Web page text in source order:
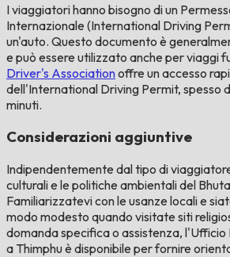
I viaggiatori hanno bisogno di un
Internazionale (International Driving
un'auto. Questo documento è
e può essere utilizzato anche per viaggi
Driver's Associationoffre un accesso
dell'International Driving Permit, spesso
minuti.
Considerazioni aggiuntive
Indipendentemente dal tipo di
culturali e le politiche ambientali del
Familiarizzatevi con le usanze locali e
modo modesto quando visitate siti
domanda specifica o assistenza, l'Ufficio
a Thimphu è disponibile per fornire